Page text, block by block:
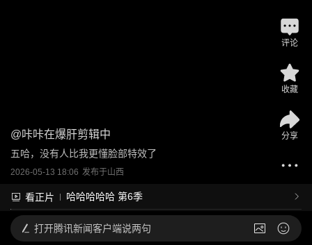
@咔咔在爆肝剪辑中
五哈，没有人比我更懂脸部特效了
2026-05-13 18:06 发布于山西
看正片 哈哈哈哈哈 第6季
评论
收藏
分享
打开腾讯新闻客户端说两句